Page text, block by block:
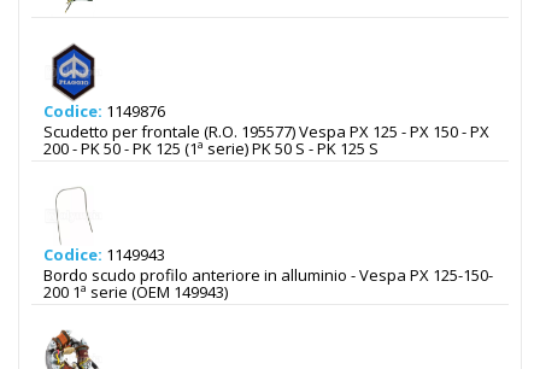
Codice: 1149876
Scudetto per frontale (R.O. 195577) Vespa PX 125 - PX 150 - PX
200 - PK 50 - PK 125 (1ª serie) PK 50 S - PK 125 S
Codice: 1149943
Bordo scudo profilo anteriore in alluminio - Vespa PX 125-150-
200 1ª serie (OEM 149943)